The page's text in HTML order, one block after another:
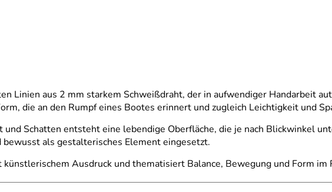
Linien aus 2 mm starkem Schweißdraht, der in aufwendiger Handarbeit
die an den Rumpf eines Bootes erinnert und zugleich Leichtigkeit und
und Schatten entsteht eine lebendige Oberfläche, die je nach Blickwinkel
als gestalterisches Element eingesetzt.
Ausdruck und thematisiert Balance, Bewegung und Form im